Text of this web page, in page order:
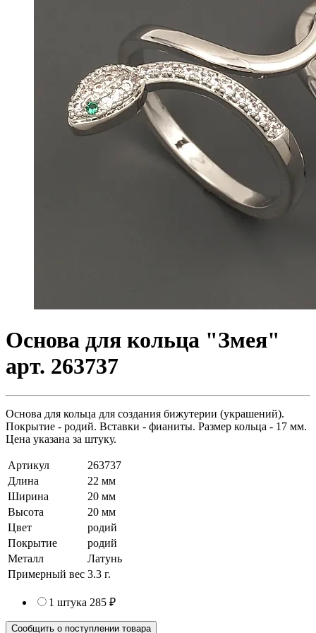
Основа для кольца "Змея"
арт. 263737
Основа для кольца для создания бижутерии (украшений).
Покрытие - родий. Вставки - фианиты. Размер кольца - 17 мм.
Цена указана за штуку.
Артикул
263737
Длина
22 мм
Ширина
20 мм
Высота
20 мм
Цвет
родий
Покрытие
родий
Металл
Латунь
Примерный вес 3.3 г.
1 штука 285 ₽
Сообщить о поступлении товара